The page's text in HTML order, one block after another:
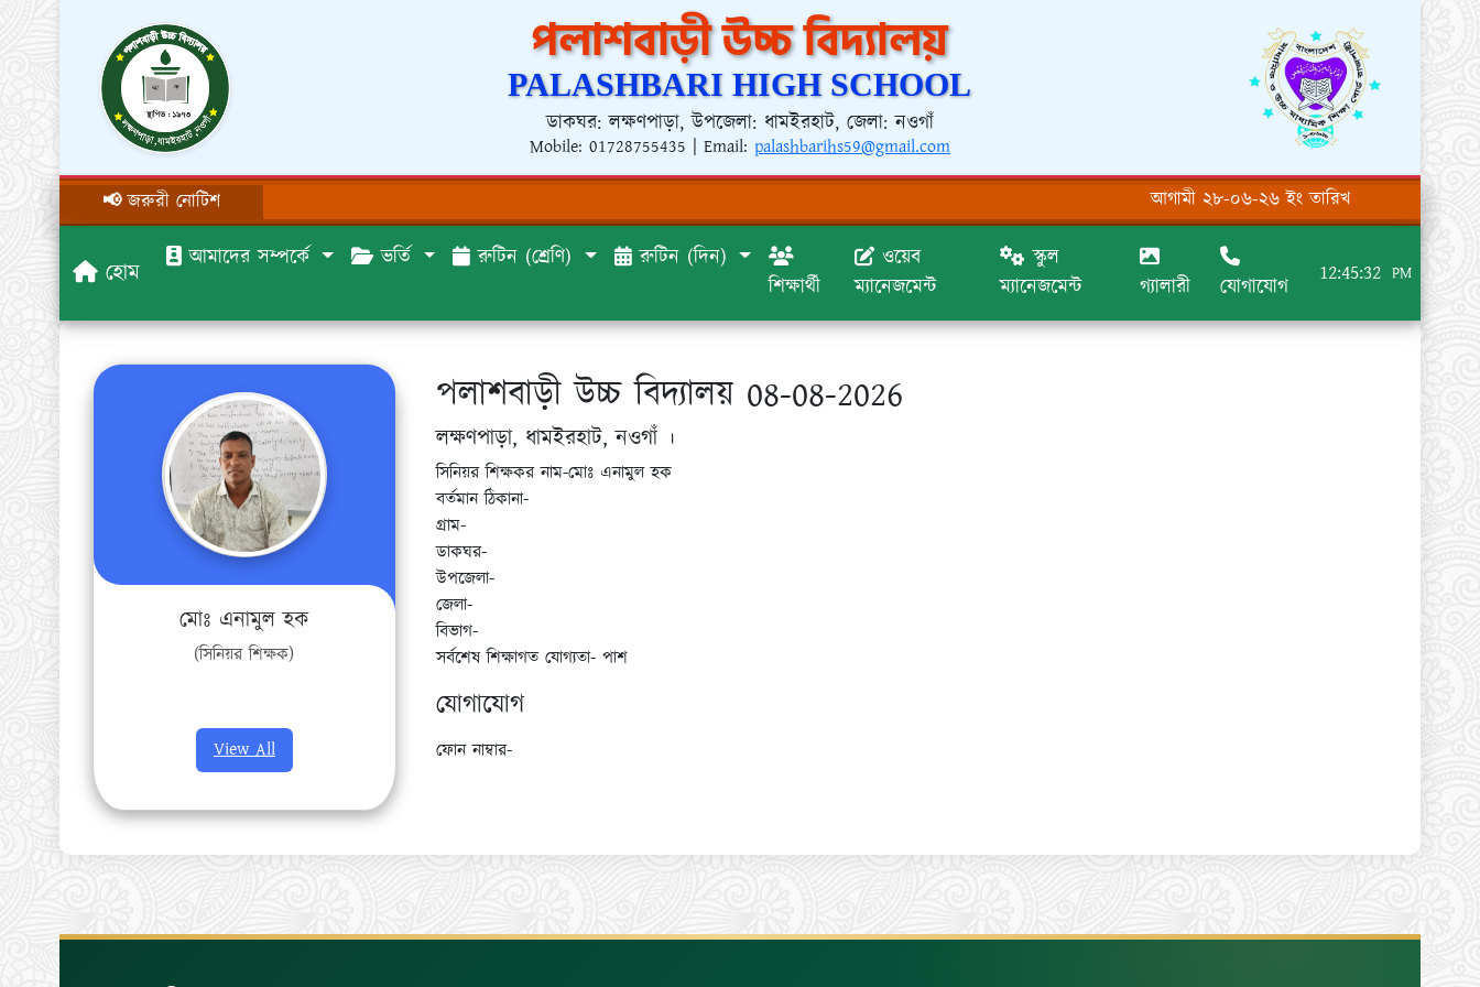
পলাশবাড়ী উচ্চ বিদ্যালয়
PALASHBARI HIGH SCHOOL
ডাকঘর: লক্ষণপাড়া, উপজেলা: ধামইরহাট, জেলা: নওগাঁ
Mobile: 01728755435 | Email: palashbarihs59@gmail.com
📢 জরুরী নোটিশ আগামী ২৮-০৬-২৬ ইং তারিখ হতে অর্ধ বাষিক
হোম আমাদের সম্পর্কে ভর্তি রুটিন (শ্রেণি)
রুটিন (দিন)
শিক্ষার্থী
ওয়েব
ম্যানেজমেন্ট
স্কুল
ম্যানেজমেন্ট
গ্যালারী যোগাযোগ
12:45:32 PM
মোঃ এনামুল হক
(সিনিয়র শিক্ষক)
View All
পলাশবাড়ী উচ্চ বিদ্যালয় 08-08-2026
লক্ষণপাড়া, ধামইরহাট, নওগাঁ ।
সিনিয়র শিক্ষকর নাম-মোঃ এনামুল হক
বর্তমান ঠিকানা-
গ্রাম-
ডাকঘর-
উপজেলা-
জেলা-
বিভাগ-
সর্বশেষ শিক্ষাগত যোগ্যতা- পাশ
যোগাযোগ
ফোন নাম্বার-